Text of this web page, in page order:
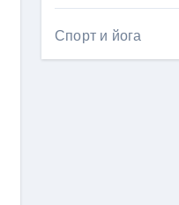
Спорт и йога